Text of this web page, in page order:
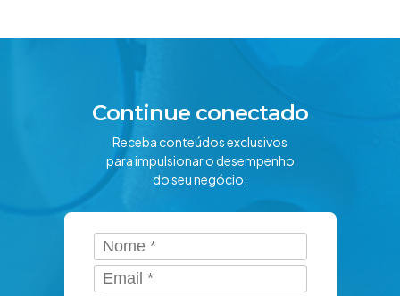
Continue conectado
Receba conteúdos exclusivos
para impulsionar o desempenho
do seu negócio: